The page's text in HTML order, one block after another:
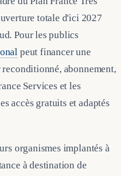
totale d'ici 2027
Pour les publics
peut financer une
abonnement,
Services et les
accès gratuits et adaptés
organismes implantés à
à destination de